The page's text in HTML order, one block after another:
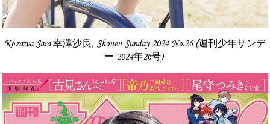
Kozawa Sara 幸澤沙良, Shonen Sunday 2024 No.26 (週刊少年サンデ
ー 2024年26号)